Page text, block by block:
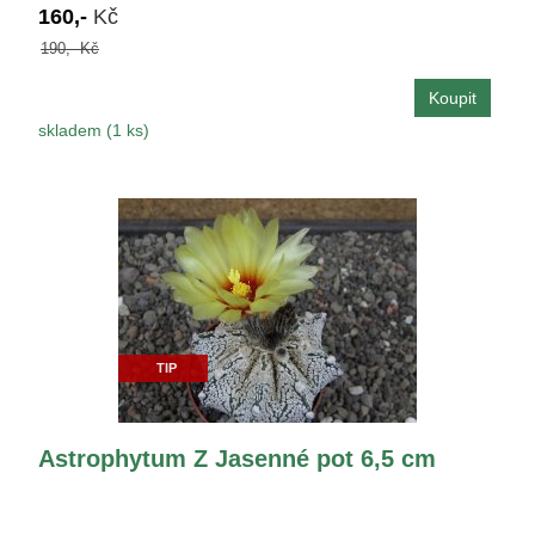
160,- Kč
190,- Kč
skladem (1 ks)
TIP
Astrophytum Z Jasenné pot 6,5 cm